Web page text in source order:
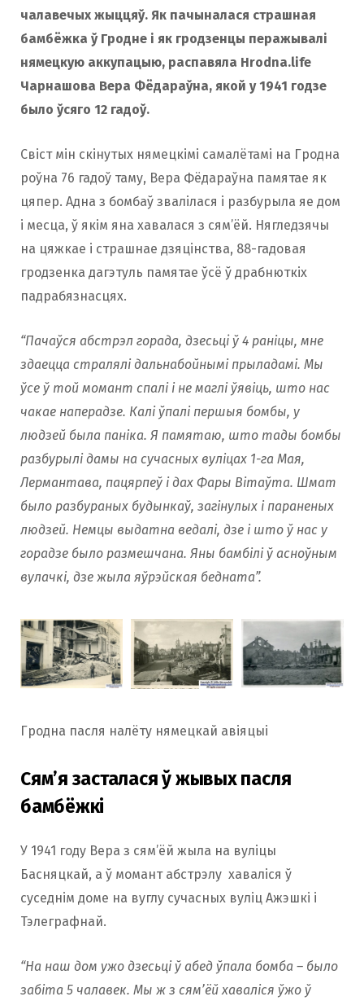
чалавечых жыццяў. Як пачыналася страшная
бамбёжка ў Гродне і як гродзенцы перажывалі
нямецкую аккупацыю, распавяла Hrodna.life
Чарнашова Вера Фёдараўна, якой у 1941 годзе
было ўсяго 12 гадоў.
Свіст мін скінутых нямецкімі самалётамі на Гродна
роўна 76 гадоў таму, Вера Фёдараўна памятае як
цяпер. Адна з бомбаў звалілася і разбурыла яе дом
і месца, ў якім яна хавалася з сям’ёй. Нягледзячы
на цяжкае і страшнае дзяцінства, 88-гадовая
гродзенка дагэтуль памятае ўсё ў драбнюткіх
падрабязнасцях.
“Пачаўся абстрэл горада, дзесьцi ў 4 раніцы, мне
здаецца стралялі дальнабойнымі прыладамі. Мы
ўсе ў той момант спалі і не маглі ўявіць, што нас
чакае наперадзе. Калі ўпалі першыя бомбы, у
людзей была паніка. Я памятаю, што тады бомбы
разбурылі дамы на сучасных вуліцах 1-га Мая,
Лермантава, пацярпеў і дах Фары Вітаўта. Шмат
было разбураных будынкаў, загінулых і параненых
людзей. Немцы выдатна ведалі, дзе і што ў нас у
горадзе было размешчана. Яны бамбілі ў асноўным
вулачкі, дзе жыла яўрэйская бедната”.
Гродна пасля налёту нямецкай авіяцыі
Сям’я засталася ў жывых пасля
бамбёжкі
У 1941 году Вера з сям’ёй жыла на вуліцы
Басняцкай, а ў момант абстрэлу хаваліся ў
суседнім доме на вуглу сучасных вуліц Ажэшкі і
Тэлеграфнай.
“На наш дом ужо дзесьці ў абед ўпала бомба – было
забіта 5 чалавек. Мы ж з сям’ёй хаваліся ўжо ў